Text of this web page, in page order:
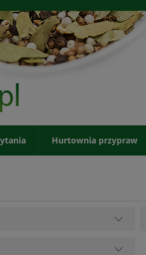
Hurtownia przypraw